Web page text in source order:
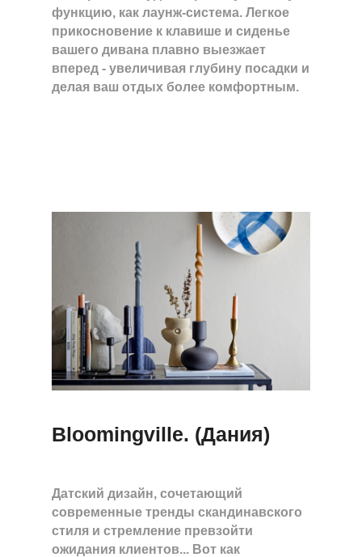
функцию, как лаунж-система. Легкое
прикосновение к клавише и сиденье
вашего дивана плавно выезжает
вперед - увеличивая глубину посадки и
делая ваш отдых более комфортным.
Bloomingville. (Дания)
Датский дизайн, сочетающий
современные тренды скандинавского
стиля и стремление превзойти
ожидания клиентов... Вот как